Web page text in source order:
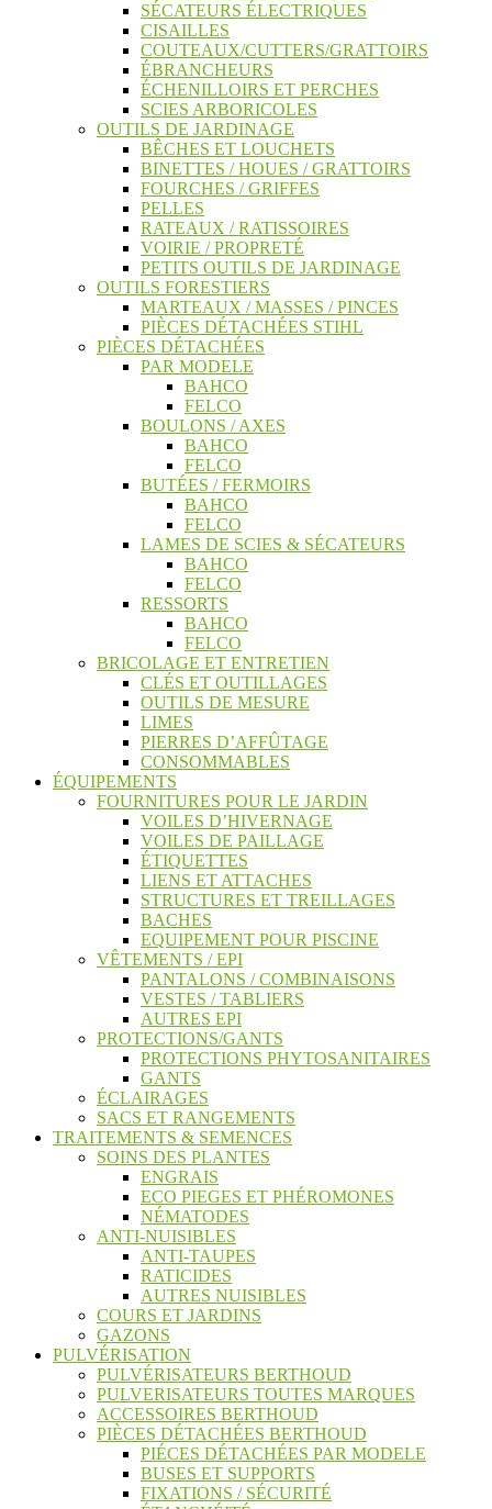
SÉCATEURS ÉLECTRIQUES
CISAILLES
COUTEAUX/CUTTERS/GRATTOIRS
ÉBRANCHEURS
ÉCHENILLOIRS ET PERCHES
SCIES ARBORICOLES
OUTILS DE JARDINAGE
BÊCHES ET LOUCHETS
BINETTES / HOUES / GRATTOIRS
FOURCHES / GRIFFES
PELLES
RATEAUX / RATISSOIRES
VOIRIE / PROPRETÉ
PETITS OUTILS DE JARDINAGE
OUTILS FORESTIERS
MARTEAUX / MASSES / PINCES
PIÈCES DÉTACHÉES STIHL
PIÈCES DÉTACHÉES
PAR MODELE
BAHCO
FELCO
BOULONS / AXES
BAHCO
FELCO
BUTÉES / FERMOIRS
BAHCO
FELCO
LAMES DE SCIES & SÉCATEURS
BAHCO
FELCO
RESSORTS
BAHCO
FELCO
BRICOLAGE ET ENTRETIEN
CLÉS ET OUTILLAGES
OUTILS DE MESURE
LIMES
PIERRES D’AFFÛTAGE
CONSOMMABLES
ÉQUIPEMENTS
FOURNITURES POUR LE JARDIN
VOILES D’HIVERNAGE
VOILES DE PAILLAGE
ÉTIQUETTES
LIENS ET ATTACHES
STRUCTURES ET TREILLAGES
BACHES
EQUIPEMENT POUR PISCINE
VÊTEMENTS / EPI
PANTALONS / COMBINAISONS
VESTES / TABLIERS
AUTRES EPI
PROTECTIONS/GANTS
PROTECTIONS PHYTOSANITAIRES
GANTS
ÉCLAIRAGES
SACS ET RANGEMENTS
TRAITEMENTS & SEMENCES
SOINS DES PLANTES
ENGRAIS
ECO PIEGES ET PHÉROMONES
NÉMATODES
ANTI-NUISIBLES
ANTI-TAUPES
RATICIDES
AUTRES NUISIBLES
COURS ET JARDINS
GAZONS
PULVÉRISATION
PULVÉRISATEURS BERTHOUD
PULVERISATEURS TOUTES MARQUES
ACCESSOIRES BERTHOUD
PIÈCES DÉTACHÉES BERTHOUD
PIÉCES DÉTACHÉES PAR MODELE
BUSES ET SUPPORTS
FIXATIONS / SÉCURITÉ